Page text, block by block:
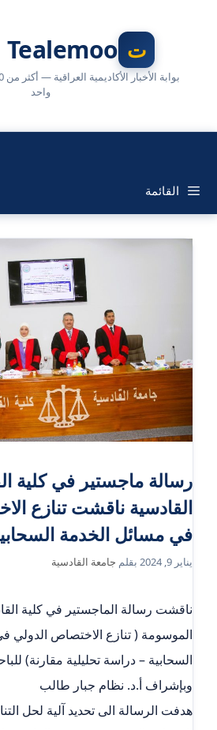
Tealemoo | تعليمو
واحد
القائمة
رسالة ماجستير في كلية
القادسية ناقشت تنازع
في مسائل الخدمة
يناير 9, 2024 بقلم جامعة القادسية
ناقشت رسالة الماجستير في كلية
الموسومة ( تنازع الاختصاص الدولي
السحابية – دراسة تحليلية مقارنة)
وبإشراف أ.د. نظام جبار طالب
هدفت الرسالة الى تحديد آلية لحل